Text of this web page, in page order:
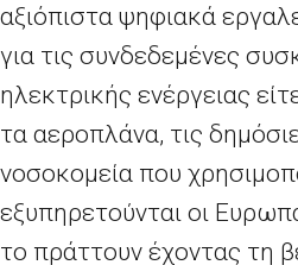
αξιόπιστα ψηφιακά
για τις συνδεδεμένες
ηλεκτρικής ενέργειας
τα αεροπλάνα, τις
νοσοκομεία που
εξυπηρετούνται οι
το πράττουν έχοντας τη